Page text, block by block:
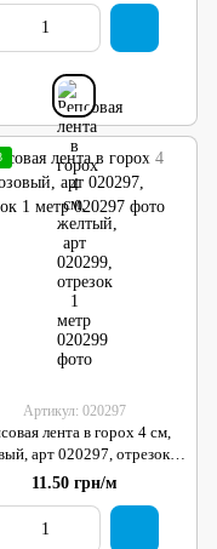
Артикул: 020297
лента в горох 4 см,
арт 020297, отрезок 1
метр
11.50 грн/м